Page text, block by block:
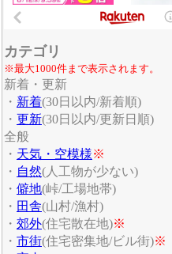
カテゴリ
※最大1000件まで表示されます。
新着・更新
・ 新着(30日以内/新着順)
・ 更新(30日以内/更新日順)
全般
・ 天気・空模様※
・ 自然(人工物が少ない)
・ 僻地(峠/工場地帯)
・ 田舎(山村/漁村)
・ 郊外(住宅散在地)※
・ 市街(住宅密集地/ビル街)※